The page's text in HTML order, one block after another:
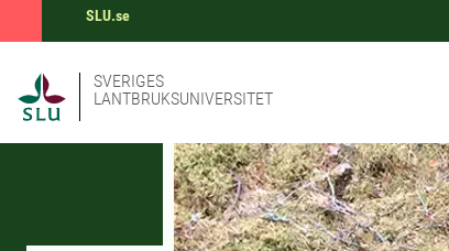
SLU.se
SVERIGES
LANTBRUKSUNIVERSITET